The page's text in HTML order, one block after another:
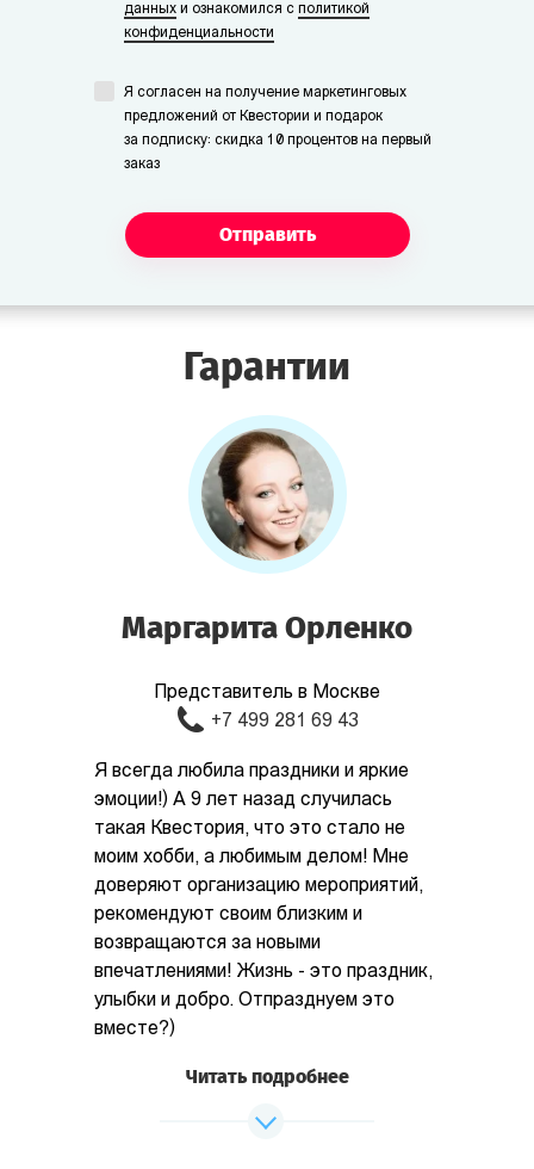
данных и ознакомился с политикой
конфиденциальности
Я согласен на получение маркетинговых
предложений от Квестории и подарок
за подписку: скидка 10 процентов на первый
заказ
Отправить
Гарантии
Маргарита Орленко
Представитель в Москве
+7 499 281 69 43
Я всегда любила праздники и яркие
эмоции!) А 9 лет назад случилась
такая Квестория, что это стало не
моим хобби, а любимым делом! Мне
доверяют организацию мероприятий,
рекомендуют своим близким и
возвращаются за новыми
впечатлениями! Жизнь - это праздник,
улыбки и добро. Отпразднуем это
вместе?)
Читать подробнее